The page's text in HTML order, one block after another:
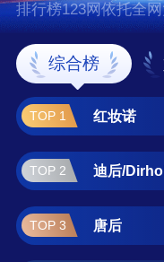
排行榜123网依托全
级、口碑、销量等12
琅胸针十大品牌排行
诺、迪后/Dirholl、唐
伊黛儿、MOLC、古
找珐琅胸针什么牌子
品牌榜单可供您作为
最真实的数据提供珐
得放心。(榜单每月更
综合榜
TOP 1 红妆诺
TOP 2 迪后/Dirholl
TOP 3 唐后